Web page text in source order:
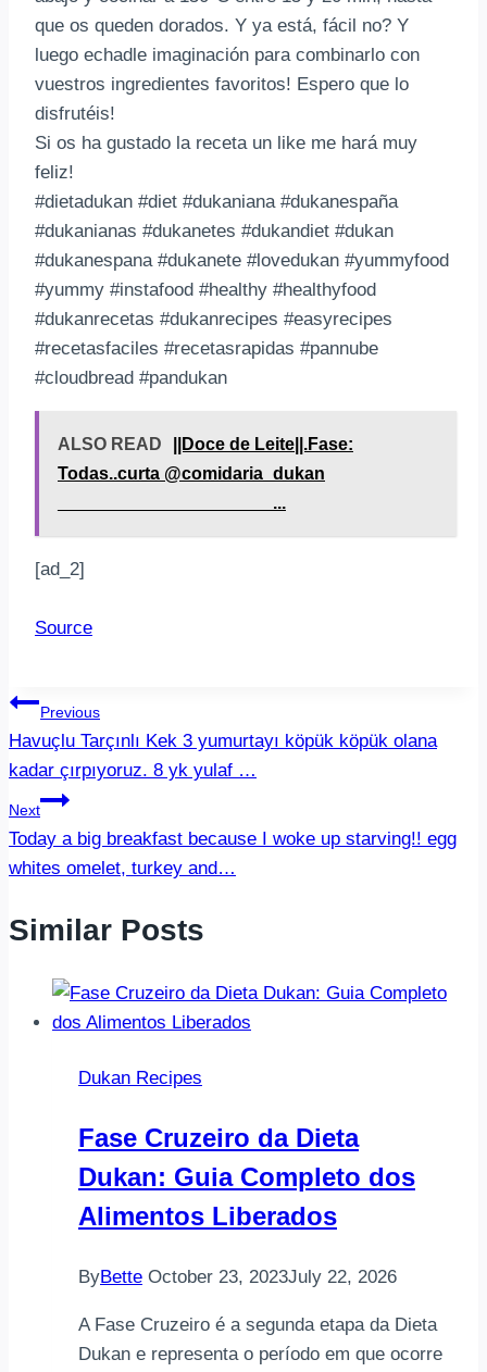
que os queden dorados. Y ya está, fácil no? Y
luego echadle imaginación para combinarlo con
vuestros ingredientes favoritos! Espero que lo
disfrutéis!
Si os ha gustado la receta un like me hará muy
feliz!
#dietadukan #diet #dukaniana #dukanespaña
#dukanianas #dukanetes #dukandiet #dukan
#dukanespana #dukanete #lovedukan #yummyfood
#yummy #instafood #healthy #healthyfood
#dukanrecetas #dukanrecipes #easyrecipes
#recetasfaciles #recetasrapidas #pannube
#cloudbread #pandukan
ALSO READ
||Doce de Leite||.Fase:
Todas..curta @comidaria_dukan
______________________...
[ad_2]
Source
Post
navigation
Previous
Havuçlu Tarçınlı Kek 3 yumurtayı köpük köpük olana
kadar çırpıyoruz. 8 yk yulaf …
Next
Today a big breakfast because I woke up starving!! egg
whites omelet, turkey and…
Similar Posts
Dukan Recipes
Fase Cruzeiro da Dieta
Dukan: Guia Completo dos
Alimentos Liberados
ByBette October 23, 2023July 22, 2026
A Fase Cruzeiro é a segunda etapa da Dieta
Dukan e representa o período em que ocorre